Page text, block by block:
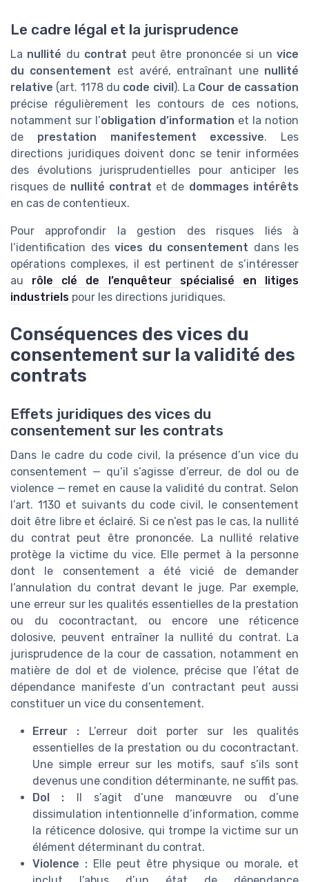
Le cadre légal et la jurisprudence
La nullité du contrat peut être prononcée si unvice
du consentement est avéré, entraînant une nullité
relative (art. 1178 du code civil). La Cour de cassation
précise régulièrement les contours de ces notions,
notamment sur l’obligation d’information et la notion
de prestation manifestement excessive. Les
directions juridiques doivent donc se tenir informées
des évolutions jurisprudentielles pour anticiper les
risques de nullité contrat et de dommages intérêts
en cas de contentieux.
Pour approfondir la gestion des risques liés à
l’identification des vices du consentement dans les
opérations complexes, il est pertinent de s’intéresser
au rôle clé de l’enquêteur spécialisé en litiges
industriels pour les directions juridiques.
Conséquences des vices du
consentement sur la validité des
contrats
Effets juridiques des vices du
consentement sur les contrats
Dans le cadre du code civil, la présence d’un vice du
consentement — qu’il s’agisse d’erreur, de dol ou de
violence — remet en cause la validité du contrat. Selon
l’art. 1130 et suivants du code civil, le consentement
doit être libre et éclairé. Si ce n’est pas le cas, la nullité
du contrat peut être prononcée. La nullité relative
protège la victime du vice. Elle permet à la personne
dont le consentement a été vicié de demander
l’annulation du contrat devant le juge. Par exemple,
une erreur sur les qualités essentielles de la prestation
ou du cocontractant, ou encore une réticence
dolosive, peuvent entraîner la nullité du contrat. La
jurisprudence de la cour de cassation, notamment en
matière de dol et de violence, précise que l’état de
dépendance manifeste d’un contractant peut aussi
constituer un vice du consentement.
Erreur : L’erreur doit porter sur les qualités
essentielles de la prestation ou du cocontractant.
Une simple erreur sur les motifs, sauf s’ils sont
devenus une condition déterminante, ne suffit pas.
Dol : Il s’agit d’une manœuvre ou d’une
dissimulation intentionnelle d’information, comme
la réticence dolosive, qui trompe la victime sur un
élément déterminant du contrat.
Violence :Elle peut être physique ou morale, et